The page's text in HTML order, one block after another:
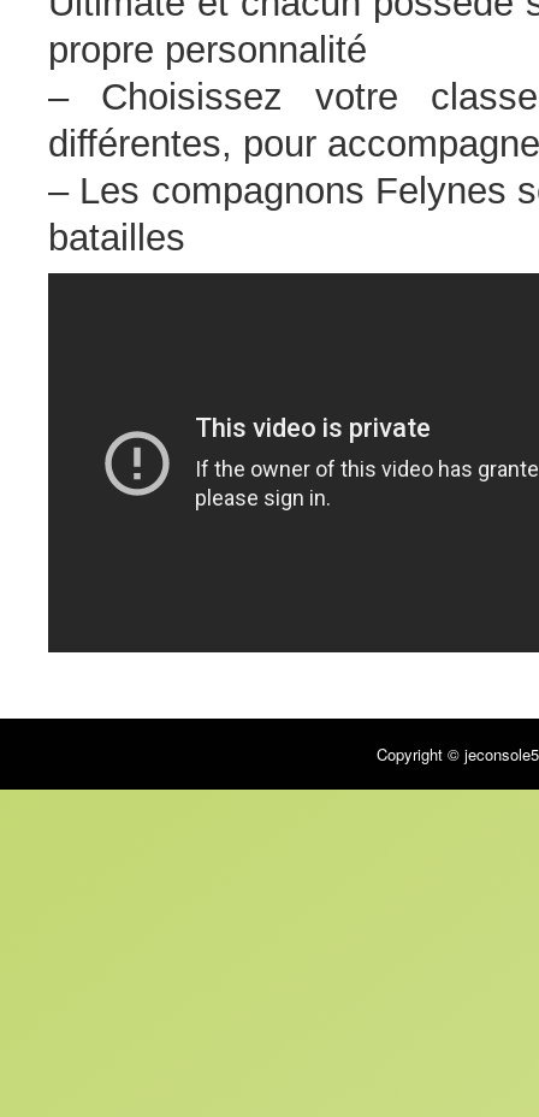
propre personnalité
– Choisissez votre
différentes, pour
– Les compagnons Felynes
batailles
Copyright ©